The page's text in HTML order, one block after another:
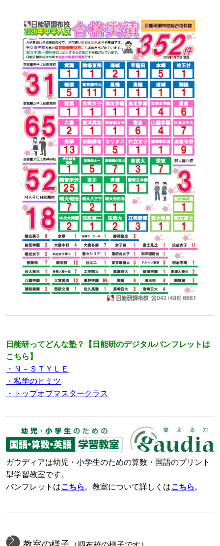
日能研ってどんな塾？【日能研のデジタルパンフレットは
こちら】
・Ｎ－ＳＴＹＬＥ
・私学のヒミツ
・トップオブマスタークラス
ガウディアは幼児・小学生のための算数・国語のプリント
型学習教室です。
パンフレットはこちら 。教室について詳しくはこちら 。